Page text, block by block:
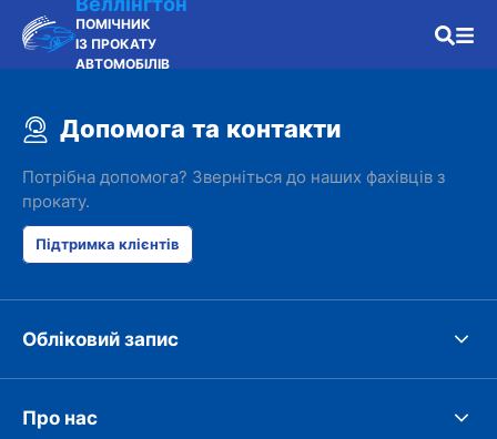
ПОМІЧНИК
ІЗ ПРОКАТУ
АВТОМОБІЛІВ
Допомога та контакти
Потрібна допомога? Зверніться до наших фахівців з
прокату.
Підтримка клієнтів
Обліковий запис
Про нас